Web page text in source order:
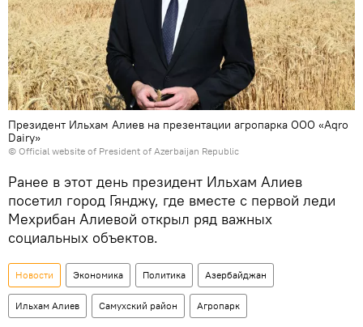
Президент Ильхам Алиев на презентации агропарка ООО «Aqro
Dairy»
© Official website of President of Azerbaijan Republic
Ранее в этот день президент Ильхам Алиев
посетил город Гянджу, где вместе с первой леди
Мехрибан Алиевой открыл ряд важных
социальных объектов.
Новости Экономика Политика Азербайджан
Ильхам Алиев Самухский район Агропарк